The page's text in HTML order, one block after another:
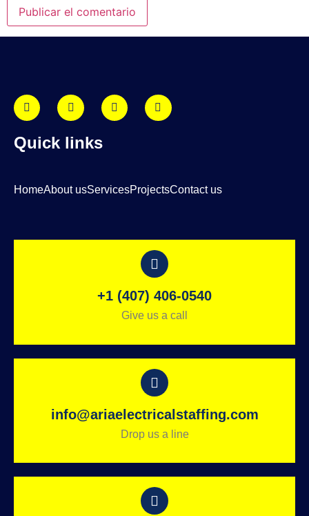
Quick links
HomeAbout usServicesProjectsContact us
+1 (407) 406-0540
Give us a call
info@ariaelectricalstaffing.com
Drop us a line